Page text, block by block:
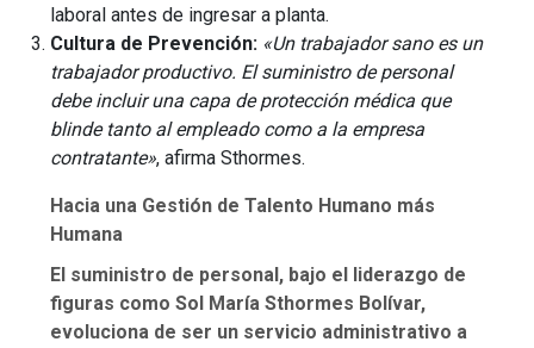
laboral antes de ingresar a planta.
Cultura de Prevención: «Un trabajador sano es un
trabajador productivo. El suministro de personal
debe incluir una capa de protección médica que
blinde tanto al empleado como a la empresa
contratante», afirma Sthormes.
Hacia una Gestión de Talento Humano más
Humana
El suministro de personal, bajo el liderazgo de
figuras como Sol María Sthormes Bolívar,
evoluciona de ser un servicio administrativo a